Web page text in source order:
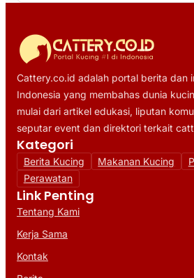
Cattery.co.id adalah portal berita dan
Indonesia yang membahas dunia
mulai dari artikel edukasi, liputan
seputar event dan direktori terkait
Kategori
Berita Kucing Makanan Kucing
Perawatan
Link Penting
Tentang Kami
Kerja Sama
Kontak